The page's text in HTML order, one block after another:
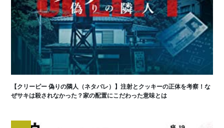
【クリーピー 偽りの隣人（ネタバレ）】注射とクッキーの正体を考察！な
ぜサキは殺されなかった？家の配置にこだわった意味とは